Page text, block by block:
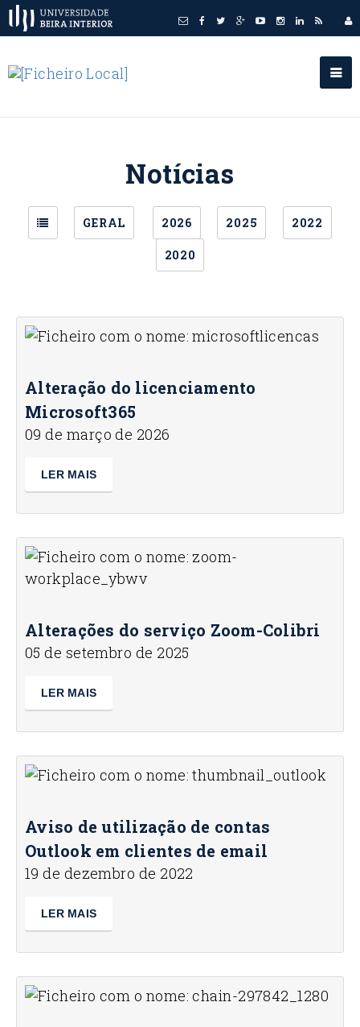
Notícias
GERAL 2026 2025 2022
2020
Alteração do licenciamento
Microsoft365
09 de março de 2026
LER MAIS
Alterações do serviço Zoom-Colibri
05 de setembro de 2025
LER MAIS
Aviso de utilização de contas
Outlook em clientes de email
19 de dezembro de 2022
LER MAIS